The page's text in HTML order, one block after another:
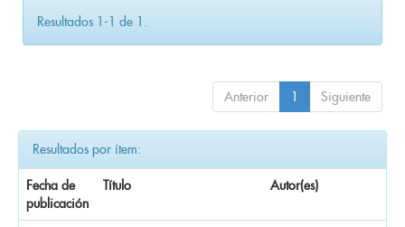
Resultados 1-1 de 1.
Anterior 1 Siguiente
Resultados por ítem:
Fecha de
publicación
Título Autor(es)